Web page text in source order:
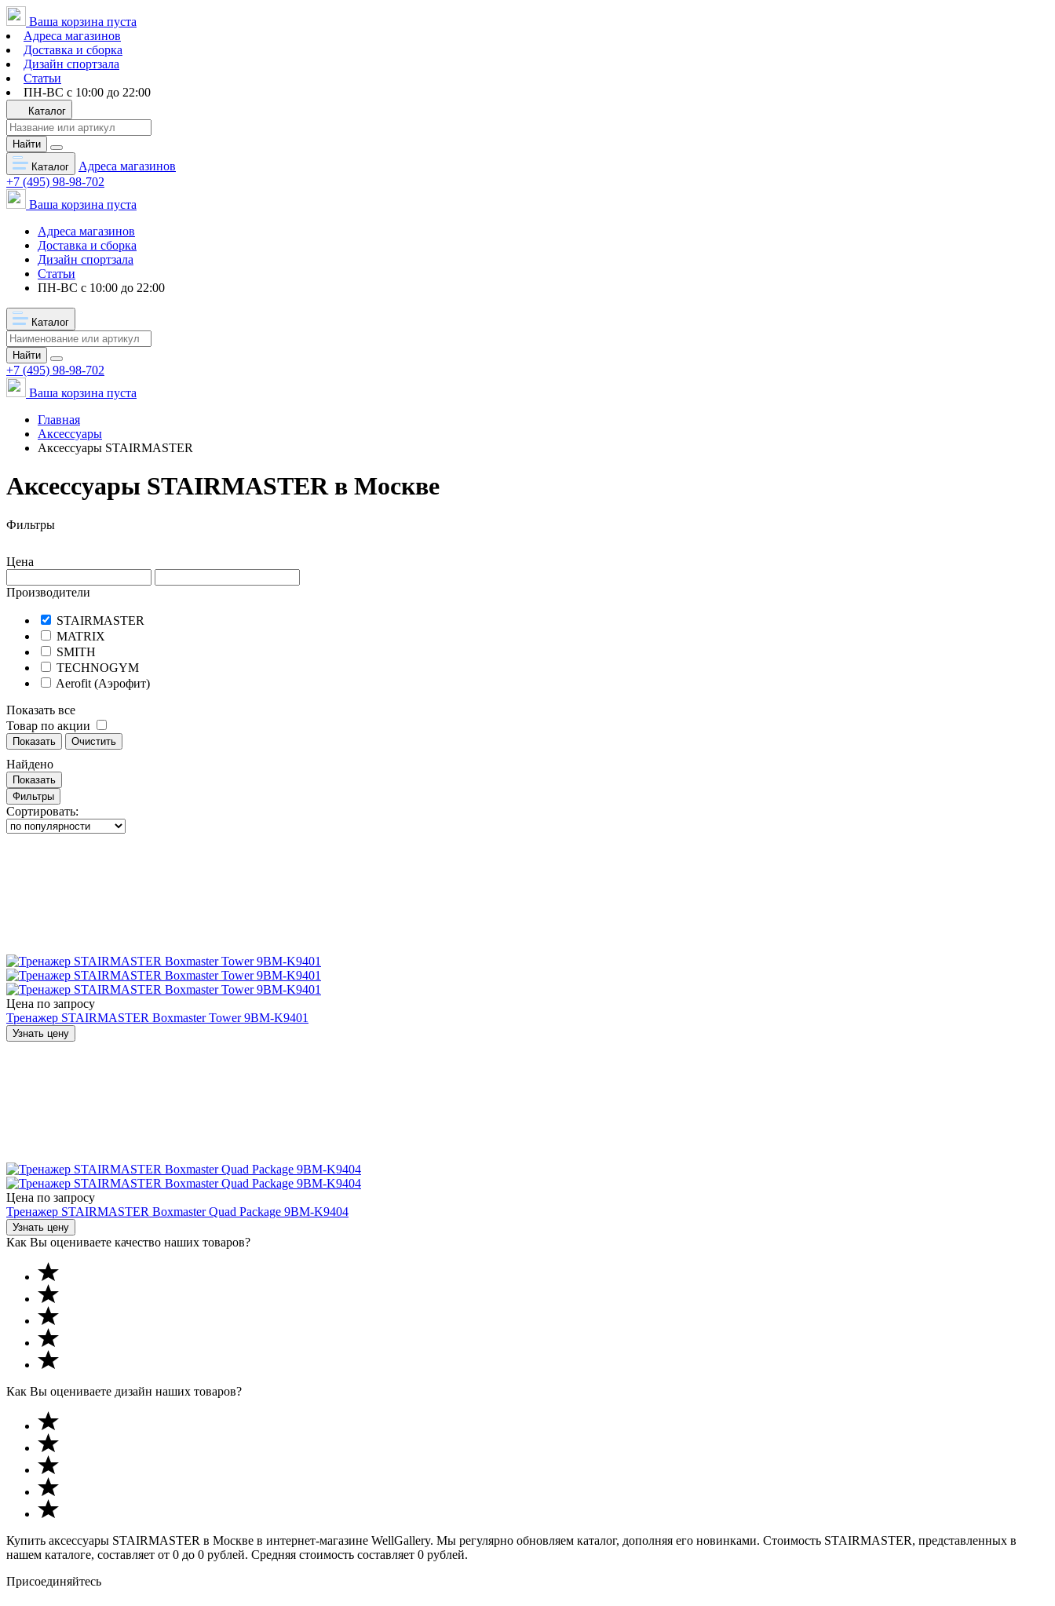
Ваша корзина пуста
Адреса магазинов
Доставка и сборка
Дизайн спортзала
Статьи
ПН-ВС с 10:00 до 22:00
Каталог
Найти
Каталог
Адреса магазинов
+7 (495) 98-98-702
Ваша корзина пуста
Адреса магазинов
Доставка и сборка
Дизайн спортзала
Статьи
ПН-ВС с 10:00 до 22:00
Каталог
Найти
+7 (495) 98-98-702
Ваша корзина пуста
Главная
Аксессуары
Аксессуары STAIRMASTER
Аксессуары STAIRMASTER в Москве
Фильтры
Цена
Производители
STAIRMASTER
MATRIX
SMITH
TECHNOGYM
Aerofit (Аэрофит)
Показать все
Товар по акции
Показать Очистить
Найдено
Показать
Фильтры
Сортировать:
Цена по запросу
Тренажер STAIRMASTER Boxmaster Tower 9BM-K9401
Узнать цену
Цена по запросу
Тренажер STAIRMASTER Boxmaster Quad Package 9BM-K9404
Узнать цену
Как Вы оцениваете качество наших товаров?
Как Вы оцениваете дизайн наших товаров?
Купить аксессуары STAIRMASTER в Москве в интернет-магазине WellGallery. Мы регулярно обновляем каталог, дополняя его новинками. Стоимость STAIRMASTER, представленных в
нашем каталоге, составляет от 0 до 0 рублей. Средняя стоимость составляет 0 рублей.
Присоединяйтесь